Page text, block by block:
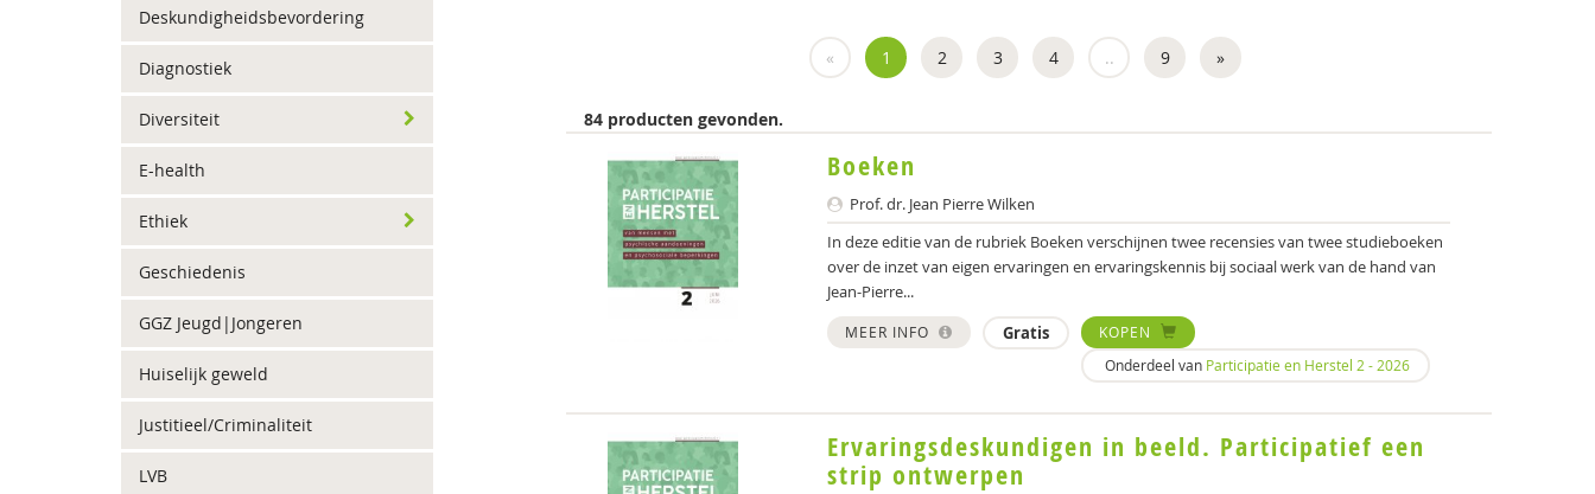
Deskundigheidsbevordering
Diagnostiek
Diversiteit
E-health
Ethiek
Geschiedenis
GGZ Jeugd|Jongeren
Huiselijk geweld
Justitieel/Criminaliteit
LVB
« 1 2 3 4 .. 9 »
84 producten gevonden.
Boeken
Prof. dr. Jean Pierre Wilken
In deze editie van de rubriek Boeken verschijnen twee recensies van twee studieboeken
over de inzet van eigen ervaringen en ervaringskennis bij sociaal werk van de hand van
Jean-Pierre...
MEER INFO Gratis
KOPEN
Onderdeel van Participatie en Herstel 2 - 2026
Ervaringsdeskundigen in beeld. Participatief een
strip ontwerpen